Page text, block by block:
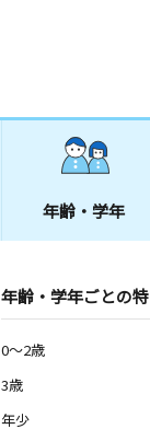
東京都西東京市富
月
0
年齢・学年
年齢・学年ごとの
0～2歳
3歳
年少